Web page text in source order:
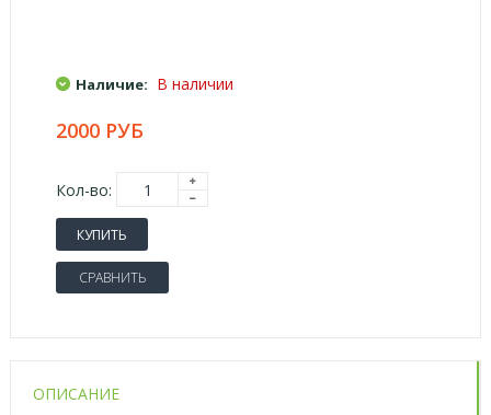
Наличие: В наличии
2000 РУБ
Кол-во:
КУПИТЬ
СРАВНИТЬ
ОПИСАНИЕ